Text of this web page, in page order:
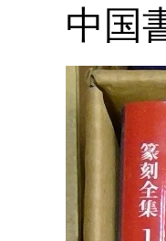
中国